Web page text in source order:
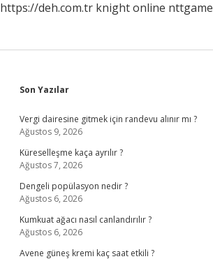
https://deh.com.tr knight online nttgame
Sidebar
Son Yazılar
Vergi dairesine gitmek için randevu alınır mı ?
Ağustos 9, 2026
Küreselleşme kaça ayrılır ?
Ağustos 7, 2026
Dengeli popülasyon nedir ?
Ağustos 6, 2026
Kumkuat ağacı nasıl canlandırılır ?
Ağustos 6, 2026
Avene güneş kremi kaç saat etkili ?